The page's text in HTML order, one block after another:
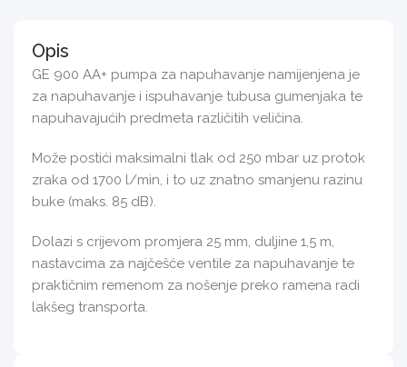
Opis
GE 900 AA+ pumpa za napuhavanje namijenjena je
za napuhavanje i ispuhavanje tubusa gumenjaka te
napuhavajućih predmeta različitih veličina.
Može postići maksimalni tlak od 250 mbar uz protok
zraka od 1700 l/min, i to uz znatno smanjenu razinu
buke (maks. 85 dB).
Dolazi s crijevom promjera 25 mm, duljine 1,5 m,
nastavcima za najčešće ventile za napuhavanje te
praktičnim remenom za nošenje preko ramena radi
lakšeg transporta.